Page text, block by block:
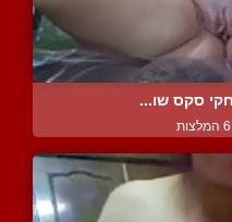
סקס שו...
6 המלצות